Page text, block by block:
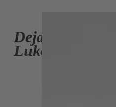
Dejan
Lukovic